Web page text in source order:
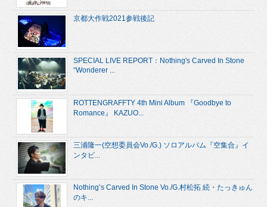
京都大作戦2021参戦後記
SPECIAL LIVE REPORT：Nothing's Carved In Stone
“Wonderer ...
ROTTENGRAFFTY 4th Mini Album 『Goodbye to
Romance』 KAZUO...
三浦隆一(空想委員会Vo./G.) ソロアルバム『空集合』イ
ンタビ...
Nothing’s Carved In Stone Vo./G.村松拓 続・たっきゅん
のキ...